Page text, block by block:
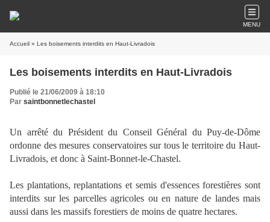
MENU
Accueil » Les boisements interdits en Haut-Livradois
Les boisements interdits en Haut-Livradois
Publié le 21/06/2009 à 18:10
Par saintbonnetlechastel
Un arrêté du Président du Conseil Général du Puy-de-Dôme
ordonne des mesures conservatoires sur tous le territoire du Haut-
Livradois, et donc à Saint-Bonnet-le-Chastel.
Les plantations, replantations et semis d'essences forestières sont
interdits sur les parcelles agricoles ou en nature de landes mais
aussi dans les massifs forestiers de moins de quatre hectares.